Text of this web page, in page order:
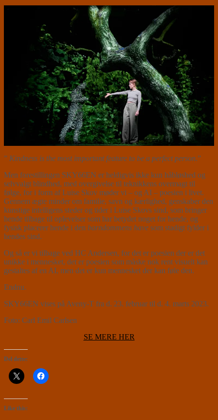
” Kindness is the most important feature to be a perfect person.”
Men forestillingen SKY66EN er heldigvis ikke kun håbløshed og
selvvalgt blindhed, med overgivelse til teknikkens overmagt til
følge, for i form af Luise Skov møder vi – og AI – poesien i livet.
Gennem ægte minder om familie, savn og kærlighed, genskaber den
kunstige intelligens steder og tider i Luise Skovs sind, som bringer
hende tilbage til oplevelser som har betydet noget for hende, og
fysisk placerer hende i den barndommens have som stadigt fylder i
hendes sind.
Og så er vi tilbage ved HC Andersen, for det er poesien der er det
unikke i mennesket, det er poesien som måske nok rent visuelt kan
gestaltes af en AI, men det er kun mennesket der kan føle den.
Endnu.
SKY66EN vises på Aveny-T fra d. 23. februar til d. 4. marts 2023.
Foto: Carl Emil Carlsen
SE MERE HER
Del dette:
Like this: